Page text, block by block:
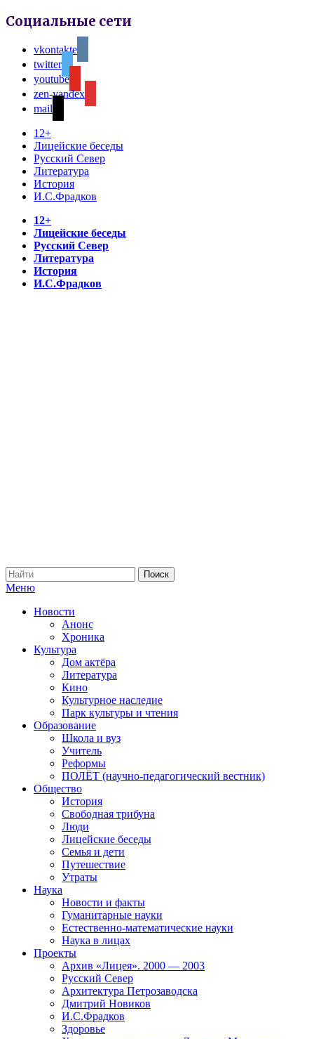
Социальные сети
vkontakte
twitter
youtube
zen-yandex
mail
12+
Лицейские беседы
Русский Север
Литература
История
И.С.Фрадков
12+
Лицейские беседы
Русский Север
Литература
История
И.С.Фрадков
Меню
Новости
Анонс
Хроника
Культура
Дом актёра
Литература
Кино
Культурное наследие
Парк культуры и чтения
Образование
Школа и вуз
Учитель
Реформы
ПОЛЁТ (научно-педагогический вестник)
Общество
История
Свободная трибуна
Люди
Лицейские беседы
Семья и дети
Путешествие
Утраты
Наука
Новости и факты
Гуманитарные науки
Естественно-математические науки
Наука в лицах
Проекты
Архив «Лицея». 2000 — 2003
Русский Север
Архитектура Петрозаводска
Дмитрий Новиков
И.С.Фрадков
Здоровье